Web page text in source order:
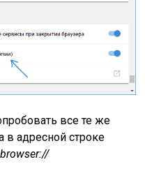
все те же
в адресной строке
browser://